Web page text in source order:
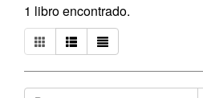
1 libro encontrado.